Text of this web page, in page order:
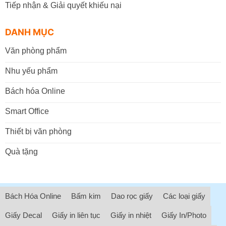
Tiếp nhận & Giải quyết khiếu nại
DANH MỤC
Văn phòng phẩm
Nhu yếu phẩm
Bách hóa Online
Smart Office
Thiết bị văn phòng
Quà tặng
Bách Hóa Online Bấm kim Dao rọc giấy Các loại giấy
Giấy Decal Giấy in liên tục Giấy in nhiệt Giấy In/Photo